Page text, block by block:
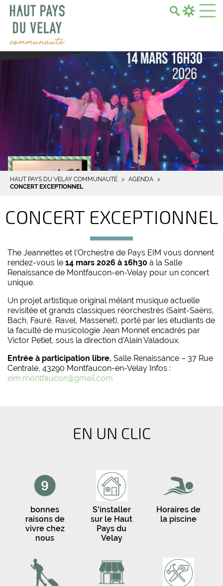
HAUT PAYS DU VELAY COMMUNAUTÉ
AGENDA
CONCERT EXCEPTIONNEL
CONCERT EXCEPTIONNEL
The Jeannettes et l’Orchestre de Pays EIM vous donnent
rendez-vous le 14 mars 2026 à 16h30 à la Salle
Renaissance de Montfaucon-en-Velay pour un concert
unique.
Un projet artistique original mêlant musique actuelle
revisitée et grands classiques réorchestrés (Saint-Saëns,
Bach, Fauré, Ravel, Massenet), porté par les étudiants de
la faculté de musicologie Jean Monnet encadrés par
Victor Petiet, sous la direction d’Alain Valadoux.
Entrée à participation libre. Salle Renaissance – 37 Rue
Centrale, 43290 Montfaucon-en-Velay Infos :
eim.montfaucon@gmail.com
EN UN CLIC
bonnes
raisons de
vivre chez
nous
S'installer
sur le Haut
Pays du
Velay
Horaires de
la piscine